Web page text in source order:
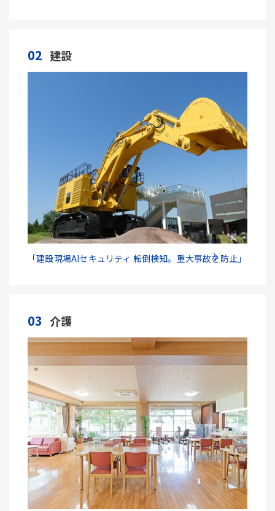
02 建設
「建設現場AIセキュリティ 転倒検知。重大事故を防止」
03 介護